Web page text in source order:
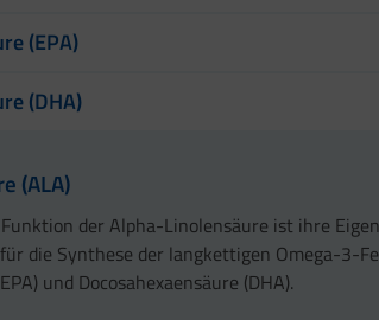
(EPA)
(DHA)
(ALA)
der Alpha-Linolensäure ist ihre
die Synthese der langkettigen Omega-3-
und Docosahexaensäure (DHA).